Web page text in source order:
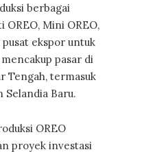
berbagai
Mini OREO,
ekspor untuk
pasar di
Tengah, termasuk
Selandia Baru.
OREO
proyek investasi